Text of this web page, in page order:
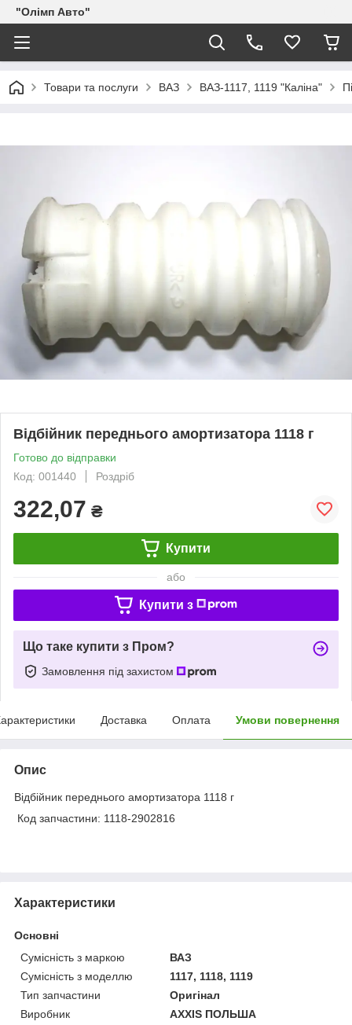
"Олімп Авто"
Товари та послуги ВАЗ ВАЗ-1117, 1119 "Каліна"
Відбійник переднього амортизатора 1118 г
Готово до відправки
Код: 001440
Роздріб
322,07 ₴
Купити
або
Купити з
Що таке купити з Пром?
Замовлення під захистом
Доставка Оплата Умови повернення
Опис
Відбійник переднього амортизатора 1118 г
Код запчастини: 1118-2902816
Характеристики
Основні
Сумісність з маркою
ВАЗ
Сумісність з моделлю
1117, 1118, 1119
Тип запчастини
Оригінал
Виробник
AXXIS ПОЛЬША